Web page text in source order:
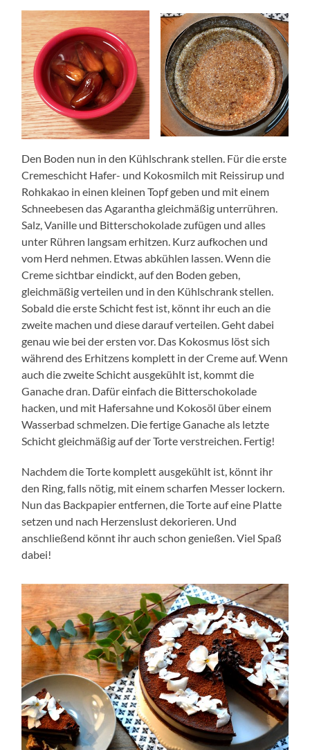
Den Boden nun in den Kühlschrank stellen. Für die erste
Cremeschicht Hafer- und Kokosmilch mit Reissirup und
Rohkakao in einen kleinen Topf geben und mit einem
Schneebesen das Agarantha gleichmäßig unterrühren.
Salz, Vanille und Bitterschokolade zufügen und alles
unter Rühren langsam erhitzen. Kurz aufkochen und
vom Herd nehmen. Etwas abkühlen lassen. Wenn die
Creme sichtbar eindickt, auf den Boden geben,
gleichmäßig verteilen und in den Kühlschrank stellen.
Sobald die erste Schicht fest ist, könnt ihr euch an die
zweite machen und diese darauf verteilen. Geht dabei
genau wie bei der ersten vor. Das Kokosmus löst sich
während des Erhitzens komplett in der Creme auf. Wenn
auch die zweite Schicht ausgekühlt ist, kommt die
Ganache dran. Dafür einfach die Bitterschokolade
hacken, und mit Hafersahne und Kokosöl über einem
Wasserbad schmelzen. Die fertige Ganache als letzte
Schicht gleichmäßig auf der Torte verstreichen. Fertig!
Nachdem die Torte komplett ausgekühlt ist, könnt ihr
den Ring, falls nötig, mit einem scharfen Messer lockern.
Nun das Backpapier entfernen, die Torte auf eine Platte
setzen und nach Herzenslust dekorieren. Und
anschließend könnt ihr auch schon genießen. Viel Spaß
dabei!